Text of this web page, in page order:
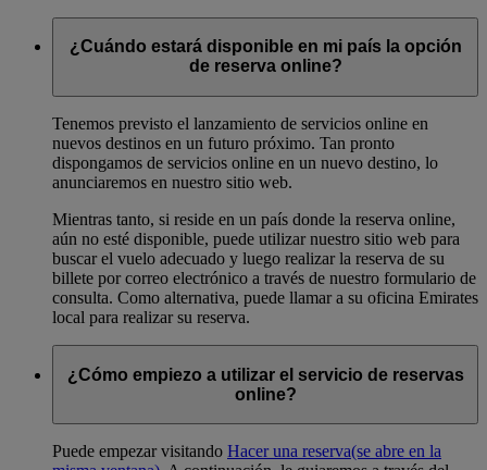
¿Cuándo estará disponible en mi país la opción
de reserva online?
Tenemos previsto el lanzamiento de servicios online en
nuevos destinos en un futuro próximo. Tan pronto
dispongamos de servicios online en un nuevo destino, lo
anunciaremos en nuestro sitio web.
Mientras tanto, si reside en un país donde la reserva online,
aún no esté disponible, puede utilizar nuestro sitio web para
buscar el vuelo adecuado y luego realizar la reserva de su
billete por correo electrónico a través de nuestro formulario de
consulta. Como alternativa, puede llamar a su oficina Emirates
local para realizar su reserva.
¿Cómo empiezo a utilizar el servicio de reservas
online?
Puede empezar visitando Hacer una reserva(se abre en la